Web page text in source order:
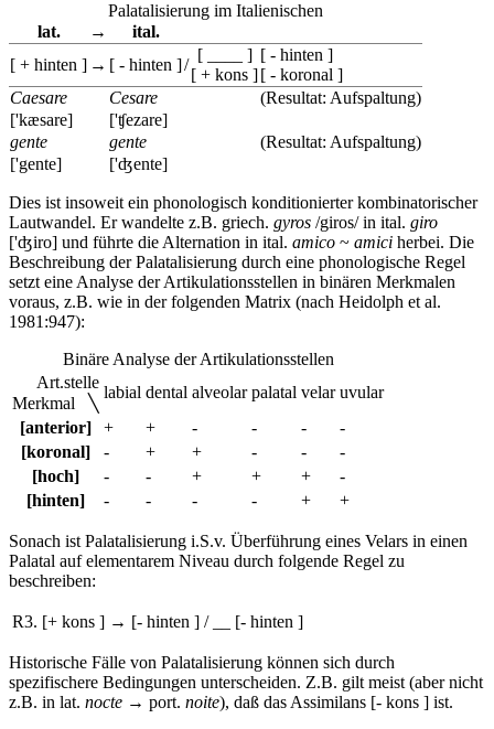
Palatalisierung im Italienischen
lat.
→
ital.
[ + hinten ] → [ - hinten ]/
[ ____ ]
[ + kons ]
[ - hinten ]
[ - koronal ]
Caesare
Cesare
(Resultat: Aufspaltung)
['kæsare]
['ʧezare]
gente
gente
(Resultat: Aufspaltung)
['gente]
['ʤente]
Dies ist insoweit ein phonologisch konditionierter kombinatorischer
Lautwandel. Er wandelte z.B. griech. gyros /giros/ in ital. giro
['ʤiro] und führte die Alternation in ital. amico ~ amici herbei. Die
Beschreibung der Palatalisierung durch eine phonologische Regel
setzt eine Analyse derArtikulationsstellen in binären Merkmalen
voraus, z.B. wie in der folgenden Matrix (nach Heidolph et al.
1981:947):
Binäre Analyse der Artikulationsstellen
Art.stelle
Merkmal ╲
labial dental alveolar palatal velar uvular
[anterior]
+ + - - -
-
[koronal]
- + + - -
-
[hoch]
- - + + +
-
[hinten]
- - - - + +
Sonach ist Palatalisierung i.S.v. Überführung eines Velars in einen
Palatal auf elementarem Niveau durch folgende Regel zu
beschreiben:
R3. [+ kons ] → [- hinten ] / [- hinten ]
Historische Fälle von Palatalisierung können sich durch
spezifischere Bedingungen unterscheiden. Z.B. gilt meist (aber nicht
z.B. in lat. nocte → port. noite), daß das Assimilans [- kons ] ist.